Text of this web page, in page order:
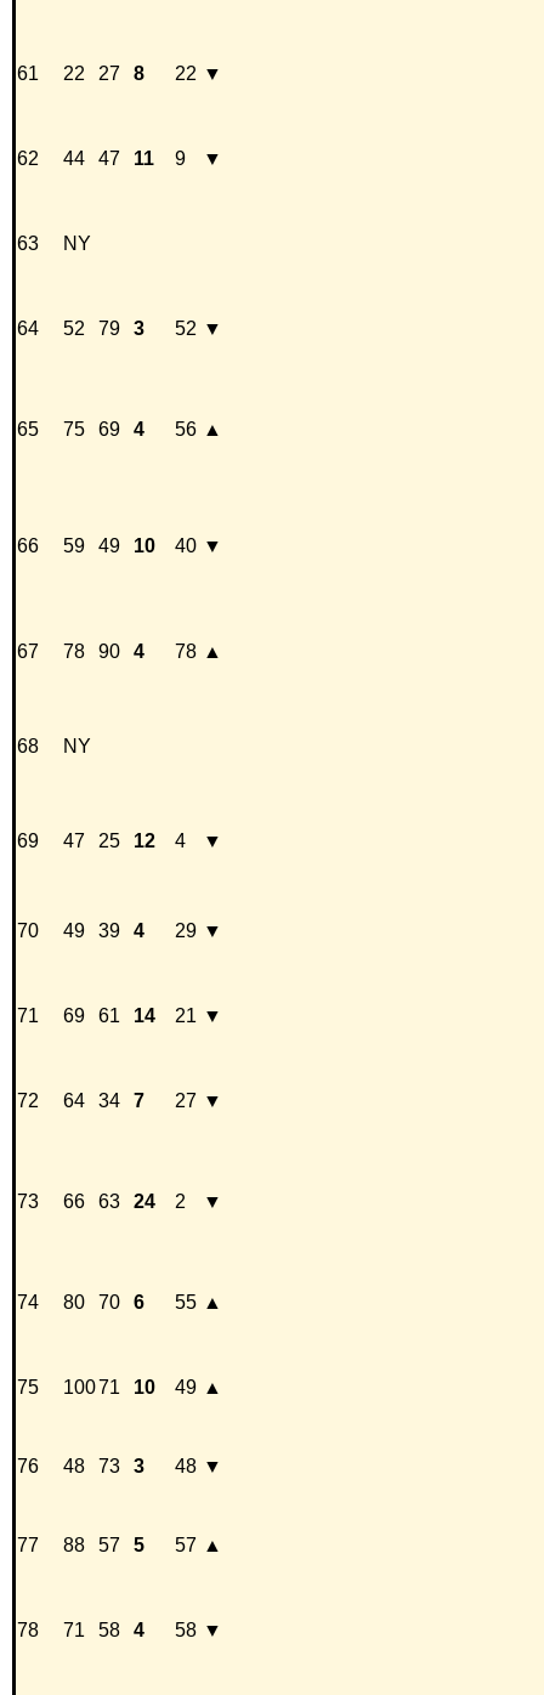
61 22 27 8 22 ▼
62 44 47 11 9 ▼
63 NY
64 52 79 3 52 ▼
65 75 69 4 56 ▲
66 59 49 10 40 ▼
67 78 90 4 78 ▲
68 NY
69 47 25 12 4 ▼
70 49 39 4 29 ▼
71 69 61 14 21 ▼
72 64 34 7 27 ▼
73 66 63 24 2 ▼
74 80 70 6 55 ▲
75 10071 10 49 ▲
76 48 73 3 48 ▼
77 88 57 5 57 ▲
78 71 58 4 58 ▼